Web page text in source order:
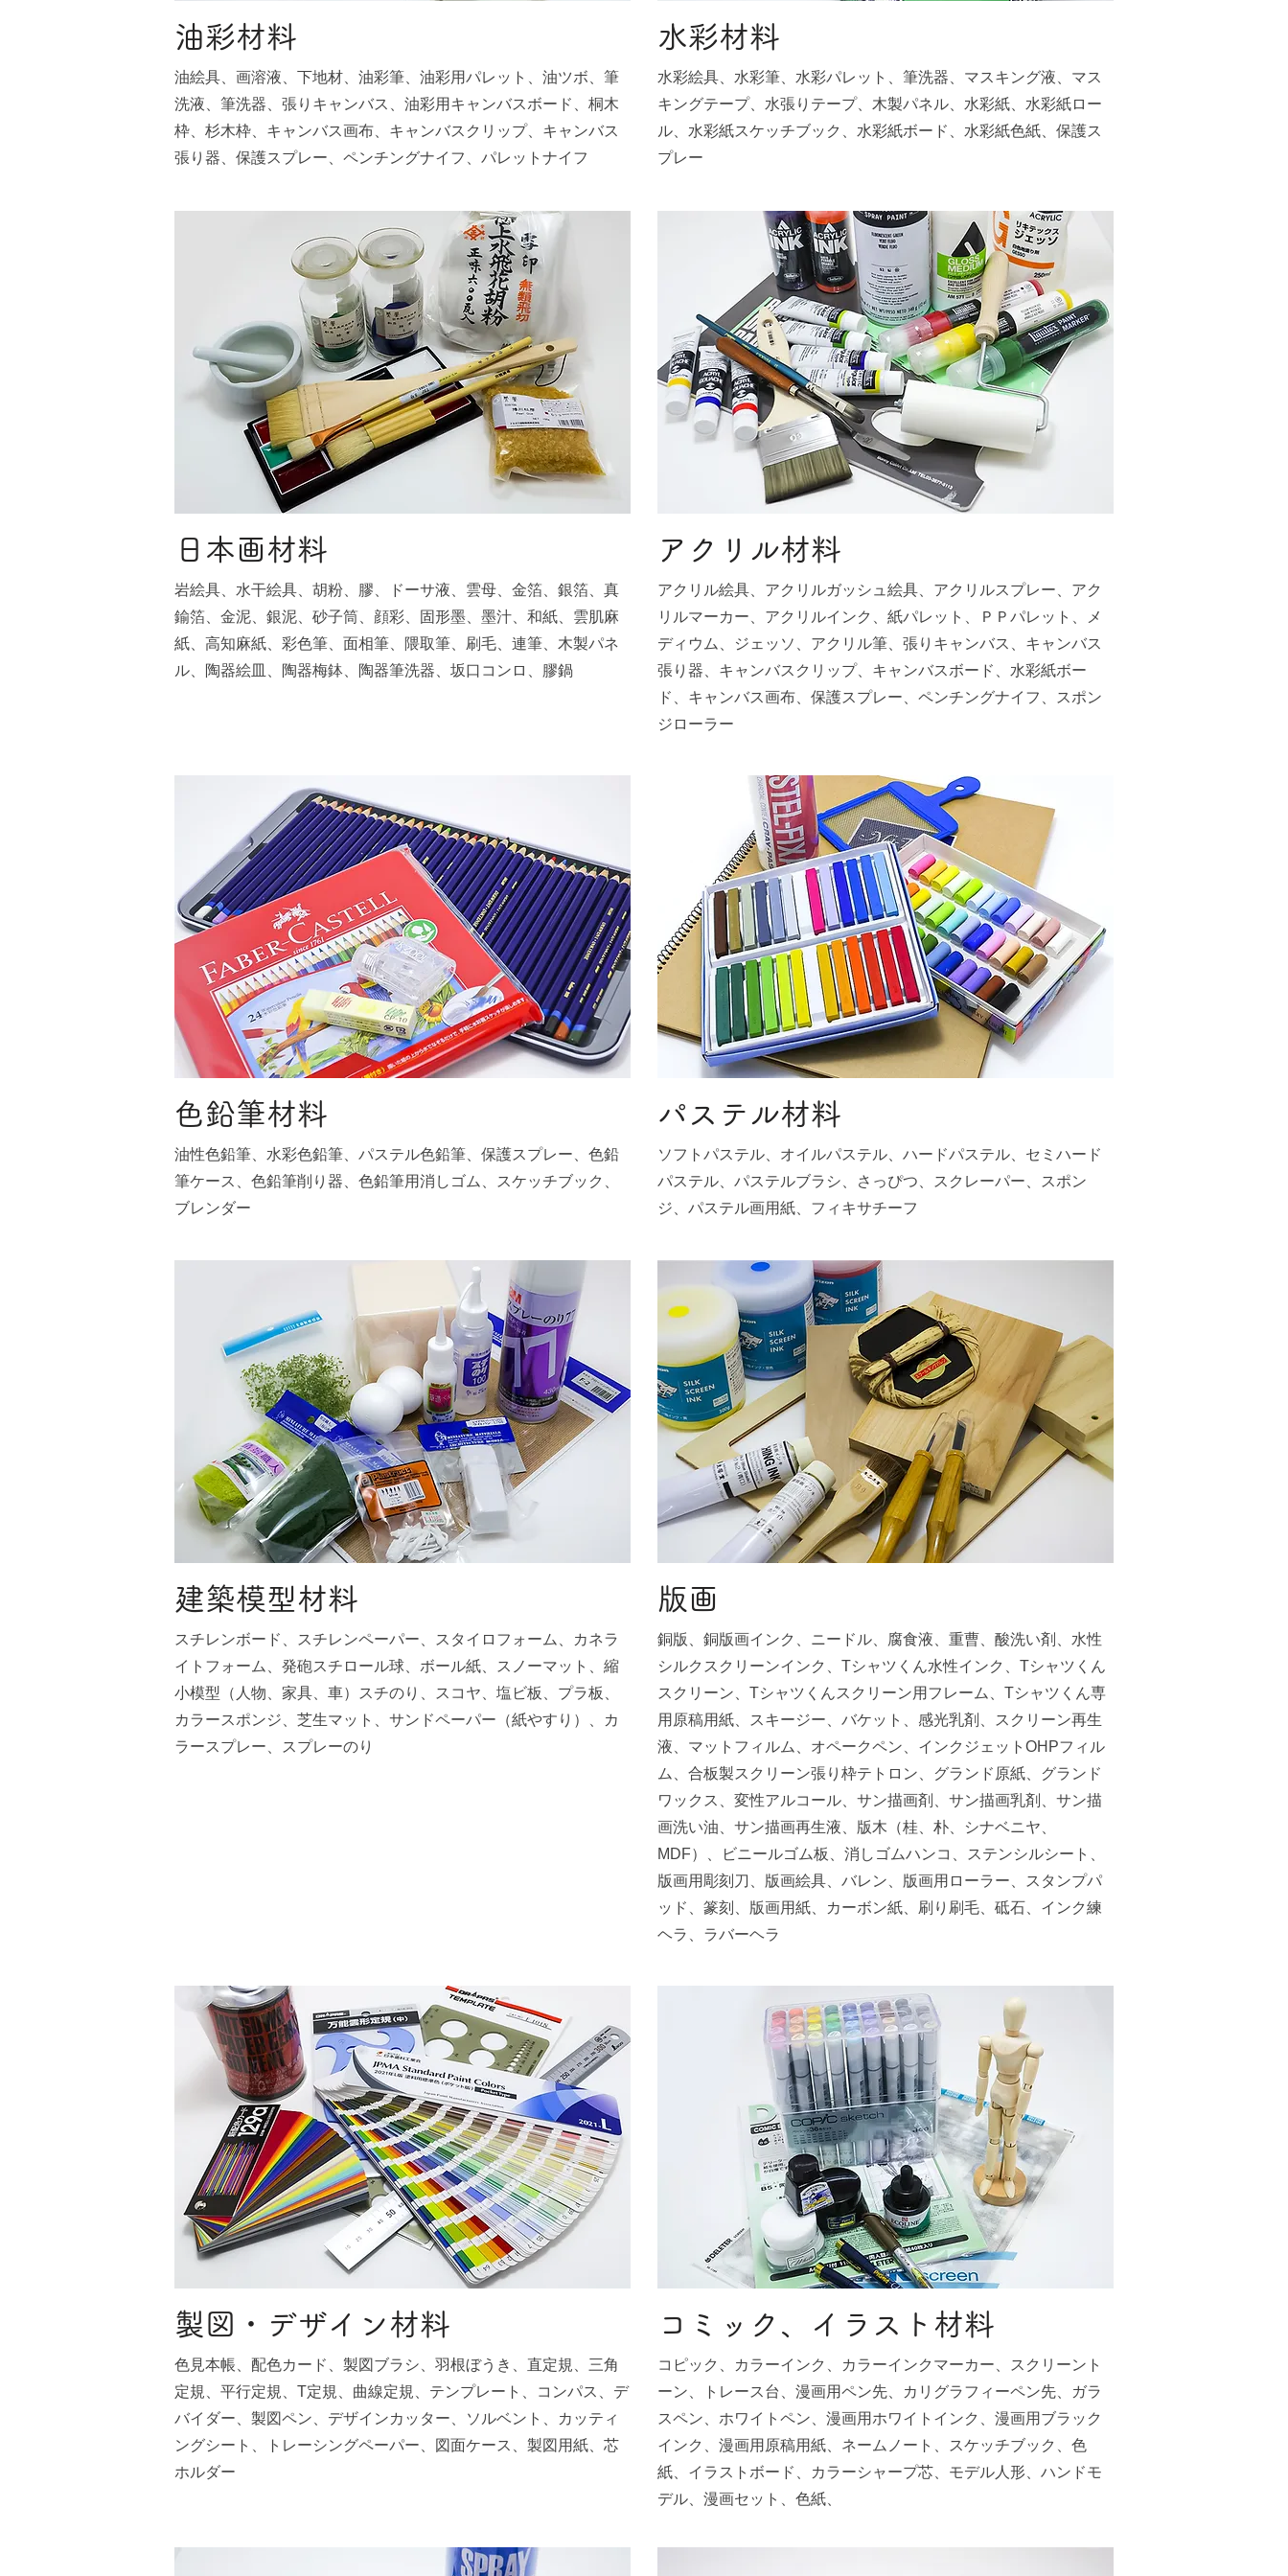
油彩材料
油絵具、画溶液、下地材、油彩筆、油彩用パレット、油ツボ、筆
洗液、筆洗器、張りキャンバス、油彩用キャンバスボード、桐木
枠、杉木枠、キャンバス画布、キャンバスクリップ、キャンバス
張り器、保護スプレー、ペンチングナイフ、パレットナイフ
日本画材料
岩絵具、水干絵具、胡粉、膠、ドーサ液、雲母、金箔、銀箔、真
鍮箔、金泥、銀泥、砂子筒、顔彩、固形墨、墨汁、和紙、雲肌麻
紙、高知麻紙、彩色筆、面相筆、隈取筆、刷毛、連筆、木製パネ
ル、陶器絵皿、陶器梅鉢、陶器筆洗器、坂口コンロ、膠鍋
水彩材料
水彩絵具、水彩筆、水彩パレット、筆洗器、マスキング液、マス
キングテープ、水張りテープ、木製パネル、水彩紙、水彩紙ロー
ル、水彩紙スケッチブック、水彩紙ボード、水彩紙色紙、保護ス
プレー
アクリル材料
アクリル絵具、アクリルガッシュ絵具、アクリルスプレー、アク
リルマーカー、アクリルインク、紙パレット、ＰＰパレット、メ
ディウム、ジェッソ、アクリル筆、張りキャンバス、キャンバス
張り器、キャンバスクリップ、キャンバスボード、水彩紙ボー
ド、キャンバス画布、保護スプレー、ペンチングナイフ、スポン
ジローラー
色鉛筆材料
油性色鉛筆、水彩色鉛筆、パステル色鉛筆、保護スプレー、色鉛
筆ケース、色鉛筆削り器、色鉛筆用消しゴム、スケッチブック、
ブレンダー
建築模型材料
スチレンボード、スチレンペーパー、スタイロフォーム、カネラ
イトフォーム、発砲スチロール球、ボール紙、スノーマット、縮
小模型（人物、家具、車）スチのり、スコヤ、塩ビ板、プラ板、
カラースポンジ、芝生マット、サンドペーパー（紙やすり）、カ
ラースプレー、スプレーのり
パステル材料
ソフトパステル、オイルパステル、ハードパステル、セミハード
パステル、パステルブラシ、さっぴつ、スクレーパー、スポン
ジ、パステル画用紙、フィキサチーフ
版画
銅版、銅版画インク、ニードル、腐食液、重曹、酸洗い剤、水性
シルクスクリーンインク、Tシャツくん水性インク、Tシャツくん
スクリーン、Tシャツくんスクリーン用フレーム、Tシャツくん専
用原稿用紙、スキージー、バケット、感光乳剤、スクリーン再生
液、マットフィルム、オペークペン、インクジェットOHPフィル
ム、合板製スクリーン張り枠テトロン、グランド原紙、グランド
ワックス、変性アルコール、サン描画剤、サン描画乳剤、サン描
画洗い油、サン描画再生液、版木（桂、朴、シナベニヤ、
MDF）、ビニールゴム板、消しゴムハンコ、ステンシルシート、
版画用彫刻刀、版画絵具、バレン、版画用ローラー、スタンプパ
ッド、篆刻、版画用紙、カーボン紙、刷り刷毛、砥石、インク練
ヘラ、ラバーヘラ
製図・デザイン材料
色見本帳、配色カード、製図ブラシ、羽根ぼうき、直定規、三角
定規、平行定規、T定規、曲線定規、テンプレート、コンパス、デ
バイダー、製図ペン、デザインカッター、ソルベント、カッティ
ングシート、トレーシングペーパー、図面ケース、製図用紙、芯
ホルダー
コミック、イラスト材料
コピック、カラーインク、カラーインクマーカー、スクリーント
ーン、トレース台、漫画用ペン先、カリグラフィーペン先、ガラ
スペン、ホワイトペン、漫画用ホワイトインク、漫画用ブラック
インク、漫画用原稿用紙、ネームノート、スケッチブック、色
紙、イラストボード、カラーシャープ芯、モデル人形、ハンドモ
デル、漫画セット、色紙、